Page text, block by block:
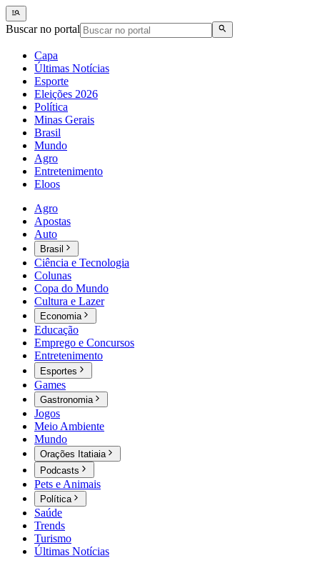
Buscar no portal
Capa
Últimas Notícias
Esporte
Eleições 2026
Política
Minas Gerais
Brasil
Mundo
Agro
Entretenimento
Eloos
Agro
Apostas
Auto
Brasil
Ciência e Tecnologia
Colunas
Copa do Mundo
Cultura e Lazer
Economia
Educação
Emprego e Concursos
Entretenimento
Esportes
Games
Gastronomia
Jogos
Meio Ambiente
Mundo
Orações Itatiaia
Podcasts
Pets e Animais
Política
Saúde
Trends
Turismo
Últimas Notícias